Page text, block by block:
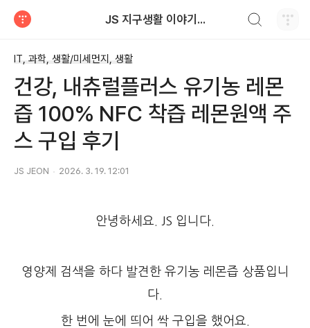
JS 지구생활 이야기...
IT, 과학, 생활/미세먼지, 생활
건강, 내츄럴플러스 유기농 레몬
즙 100% NFC 착즙 레몬원액 주
스 구입 후기
JS JEON 2026. 3. 19. 12:01
안녕하세요. JS 입니다.
영양제 검색을 하다 발견한 유기농 레몬즙 상품입니
다.
한 번에 눈에 띄어 싹 구입을 했어요.